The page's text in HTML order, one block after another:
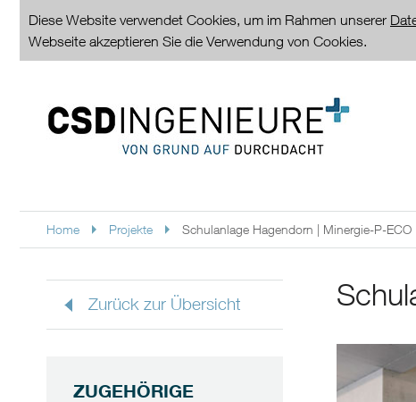
Diese Website verwendet Cookies, um im Rahmen unserer
Webseite akzeptieren Sie die Verwendung von Cookies.
Home Projekte Schulanlage Hagendorn | Minergie-P-ECO
Zurück zur Übersicht
ZUGEHÖRIGE